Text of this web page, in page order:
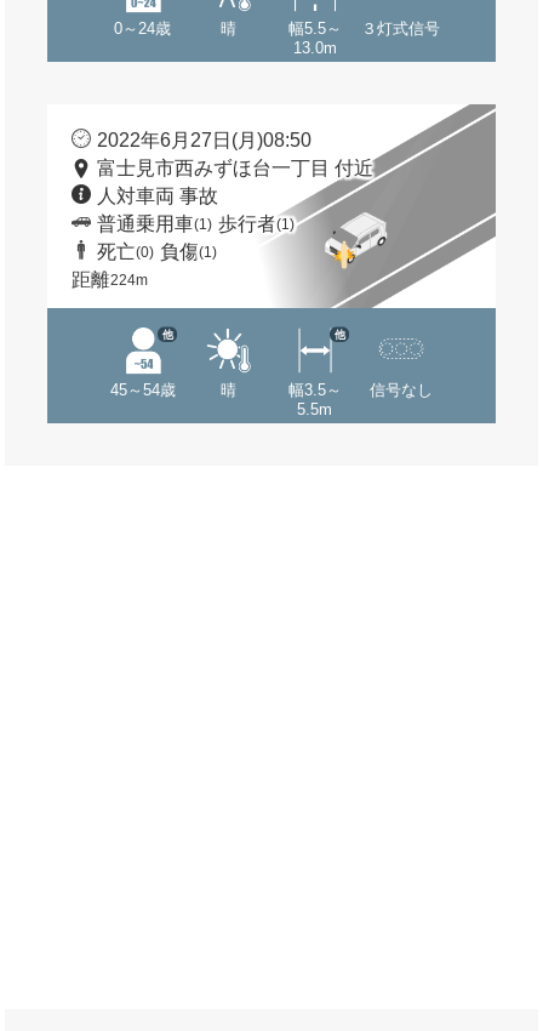
0～24歳 晴
幅5.5～
13.0m
３灯式信号
2022年6月27日(月)08:50
富士見市西みずほ台一丁目 付近
人対車両 事故
普通乗用車(1) 歩行者(1)
死亡(0) 負傷(1)
距離224m
45～54歳
他
晴
幅3.5～
5.5m
他
信号なし